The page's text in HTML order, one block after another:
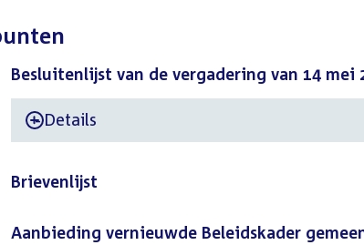
Besluitenlijst van de vergadering van 14 mei
- Details
Brievenlijst
Aanbieding vernieuwde Beleidskader